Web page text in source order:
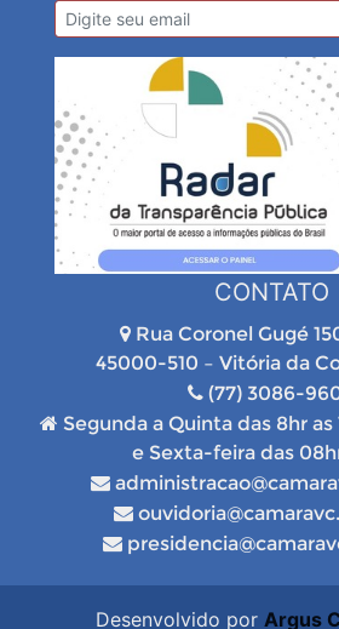
CONTATO
Rua Coronel Gugé
45000-510 – Vitória da
(77) 3086-
Segunda a Quinta das 8hr as
e Sexta-feira das
Desenvolvido por Argus